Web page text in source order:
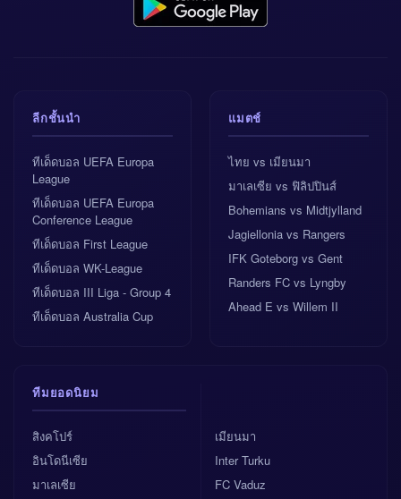
ลีกชั้นนำ
ทีเด็ดบอล UEFA Europa
League
ทีเด็ดบอล UEFA Europa
Conference League
ทีเด็ดบอล First League
ทีเด็ดบอล WK-League
ทีเด็ดบอล III Liga - Group 4
ทีเด็ดบอล Australia Cup
แมตช์
ไทย vs เมียนมา
มาเลเซีย vs ฟิลิปปินส์
Bohemians vs Midtjylland
Jagiellonia vs Rangers
IFK Goteborg vs Gent
Randers FC vs Lyngby
Ahead E vs Willem II
ทีมยอดนิยม
สิงคโปร์
อินโดนีเซีย
มาเลเซีย
เมียนมา
Inter Turku
FC Vaduz